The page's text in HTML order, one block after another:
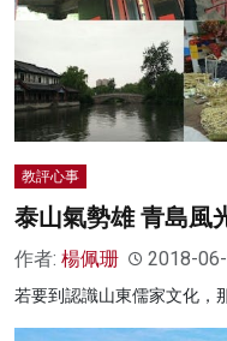
教評心事
泰山氣勢雄 青島風
作者: 楊佩珊 2018-
若要到認識山東儒家文化，